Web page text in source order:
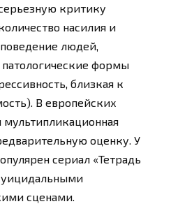
критику
насилия и
людей,
формы
близкая к
В европейских
мультипликационная
оценку. У
сериал «Тетрадь
сценами.